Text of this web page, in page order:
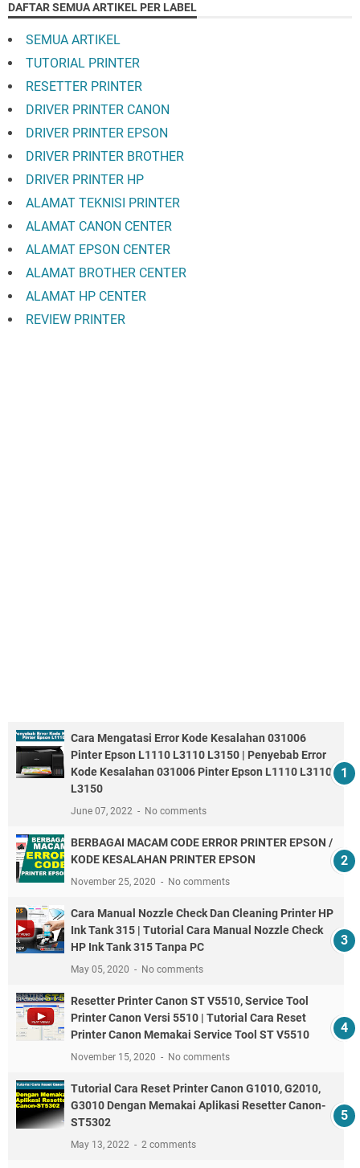
DAFTAR SEMUA ARTIKEL PER LABEL
SEMUA ARTIKEL
TUTORIAL PRINTER
RESETTER PRINTER
DRIVER PRINTER CANON
DRIVER PRINTER EPSON
DRIVER PRINTER BROTHER
DRIVER PRINTER HP
ALAMAT TEKNISI PRINTER
ALAMAT CANON CENTER
ALAMAT EPSON CENTER
ALAMAT BROTHER CENTER
ALAMAT HP CENTER
REVIEW PRINTER
Cara Mengatasi Error Kode Kesalahan 031006
Pinter Epson L1110 L3110 L3150 | Penyebab Error
Kode Kesalahan 031006 Pinter Epson L1110 L3110
L3150
June 07, 2022 No comments
BERBAGAI MACAM CODE ERROR PRINTER EPSON /
KODE KESALAHAN PRINTER EPSON
November 25, 2020 No comments
Cara Manual Nozzle Check Dan Cleaning Printer HP
Ink Tank 315 | Tutorial Cara Manual Nozzle Check
HP Ink Tank 315 Tanpa PC
May 05, 2020 No comments
Resetter Printer Canon ST V5510, Service Tool
Printer Canon Versi 5510 | Tutorial Cara Reset
Printer Canon Memakai Service Tool ST V5510
November 15, 2020 No comments
Tutorial Cara Reset Printer Canon G1010, G2010,
G3010 Dengan Memakai Aplikasi Resetter Canon-
ST5302
May 13, 2022 2 comments